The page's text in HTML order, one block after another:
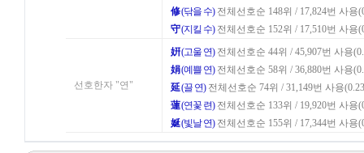
修(닦을 수)전체선호순 148위 / 17,824번 사용
守(지킬 수)전체선호순 152위 / 17,510번 사용
선호한자 "연"
姸(고울 연)전체선호순 44위 / 45,907번 사용
娟(예쁠 연)전체선호순 58위 / 36,880번 사용
延(끌 연)전체선호순 74위 / 31,149번 사용
蓮(연꽃 련)전체선호순 133위 / 19,920번 사용
娫(빛날 연)전체선호순 155위 / 17,344번 사용